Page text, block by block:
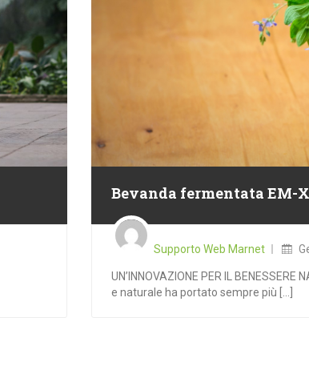
Bevanda fermentata EM-
Supporto Web Marnet
on
UN’INNOVAZIONE PER IL
e naturale ha portato sempre più [...]